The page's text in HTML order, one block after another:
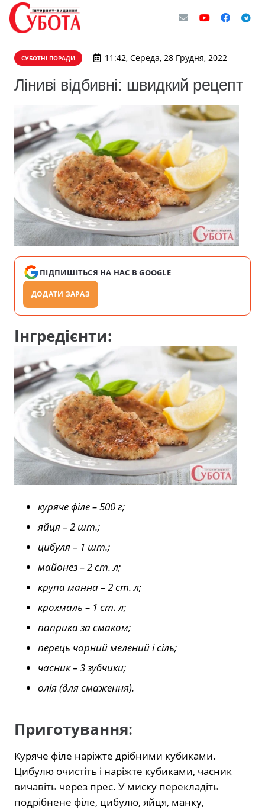
СУБОТНІ ПОРАДИ 11:42, Середа, 28 Грудня, 2022
Ліниві відбивні: швидкий рецепт
ПІДПИШІТЬСЯ НА НАС В GOOGLE
ДОДАТИ ЗАРАЗ
Інгредієнти:
куряче філе – 500 г;
яйця – 2 шт.;
цибуля – 1 шт.;
майонез – 2 ст. л;
крупа манна – 2 ст. л;
крохмаль – 1 ст. л;
паприка за смаком;
перець чорний мелений і сіль;
часник – 3 зубчики;
олія (для смаження).
Приготування:
Куряче філе наріжте дрібними кубиками.
Цибулю очистіть і наріжте кубиками, часник
вичавіть через прес. У миску перекладіть
подрібнене філе, цибулю, яйця, манку,